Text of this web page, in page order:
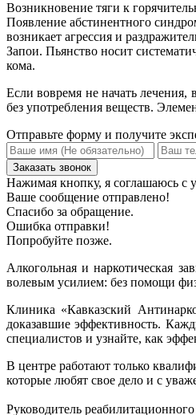
Возникновение тяги к
Появление абстинентного
возникает агрессия и
Запои. Пьянство носит
кома.
Если вовремя не начать лечения,
без употребления веществ.
Отправьте форму и получите
Нажимая кнопку, я соглашаюсь с
Ваше сообщение отправлено!
Спасибо за обращение.
Ошибка отправки!
Попробуйте позже.
Алкогольная и наркотическая
волевым усилием: без помощи
Клиника «Кавказский
доказавшие эффективность.
специалистов и узнайте, как
В центре работают только
которые любят свое дело и с
Руководитель